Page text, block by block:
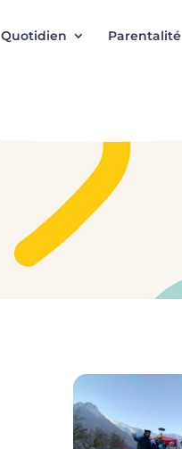
Quotidien Parentalité